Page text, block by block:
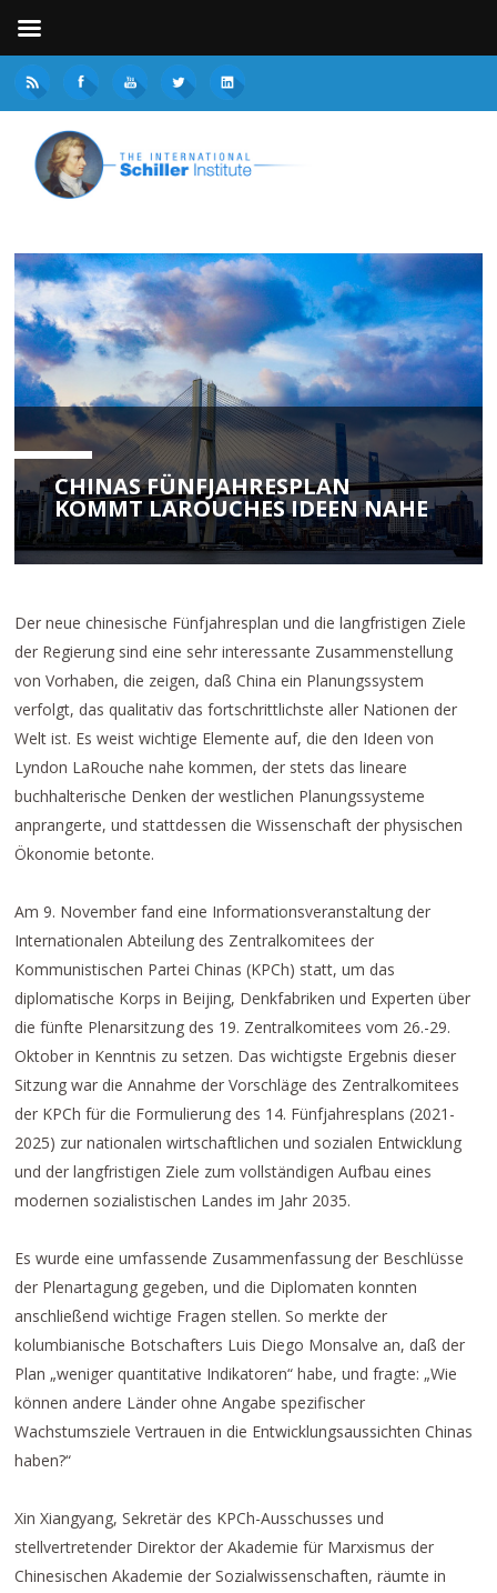
CHINAS FÜNFJAHRESPLAN
KOMMT LAROUCHES IDEEN NAHE
Der neue chinesische Fünfjahresplan und die langfristigen Ziele
der Regierung sind eine sehr interessante Zusammenstellung
von Vorhaben, die zeigen, daß China ein Planungssystem
verfolgt, das qualitativ das fortschrittlichste aller Nationen der
Welt ist. Es weist wichtige Elemente auf, die den Ideen von
Lyndon LaRouche nahe kommen, der stets das lineare
buchhalterische Denken der westlichen Planungssysteme
anprangerte, und stattdessen die Wissenschaft der physischen
Ökonomie betonte.
Am 9. November fand eine Informationsveranstaltung der
Internationalen Abteilung des Zentralkomitees der
Kommunistischen Partei Chinas (KPCh) statt, um das
diplomatische Korps in Beijing, Denkfabriken und Experten über
die fünfte Plenarsitzung des 19. Zentralkomitees vom 26.-29.
Oktober in Kenntnis zu setzen. Das wichtigste Ergebnis dieser
Sitzung war die Annahme der Vorschläge des Zentralkomitees
der KPCh für die Formulierung des 14. Fünfjahresplans (2021-
2025) zur nationalen wirtschaftlichen und sozialen Entwicklung
und der langfristigen Ziele zum vollständigen Aufbau eines
modernen sozialistischen Landes im Jahr 2035.
Es wurde eine umfassende Zusammenfassung der Beschlüsse
der Plenartagung gegeben, und die Diplomaten konnten
anschließend wichtige Fragen stellen. So merkte der
kolumbianische Botschafters Luis Diego Monsalve an, daß der
Plan „weniger quantitative Indikatoren“ habe, und fragte: „Wie
können andere Länder ohne Angabe spezifischer
Wachstumsziele Vertrauen in die Entwicklungsaussichten Chinas
haben?“
Xin Xiangyang, Sekretär des KPCh-Ausschusses und
stellvertretender Direktor der Akademie für Marxismus der
Chinesischen Akademie der Sozialwissenschaften, räumte in